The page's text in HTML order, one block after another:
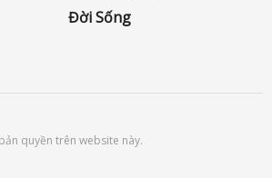
Đời Sống
quyền trên website này.